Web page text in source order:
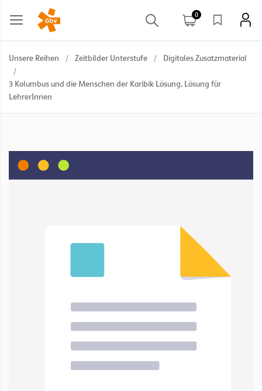
0
Unsere Reihen / Zeitbilder Unterstufe /
Digitales Zusatzmaterial
/
3 Kolumbus und die Menschen der Karibik Lösung, Lösung für
LehrerInnen